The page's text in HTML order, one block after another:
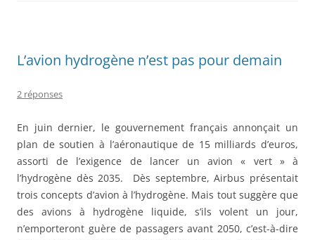
o
k
L’avion hydrogène n’est pas pour demain
2 réponses
En juin dernier, le gouvernement français annonçait un
plan de soutien à l’aéronautique de 15 milliards d’euros,
assorti de l’exigence de lancer un avion « vert » à
l’hydrogène dès 2035. Dès septembre, Airbus présentait
trois concepts d’avion à l’hydrogène. Mais tout suggère que
des avions à hydrogène liquide, s’ils volent un jour,
n’emporteront guère de passagers avant 2050, c’est-à-dire